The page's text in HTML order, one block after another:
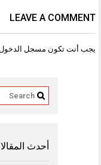
LEAVE A COMMENT
يجب أنت تكون مسجل الدخول
أحدث